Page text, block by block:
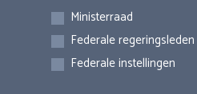
Inschrijvingen
Ministerraad
Federale regeringsleden
Federale instellingen